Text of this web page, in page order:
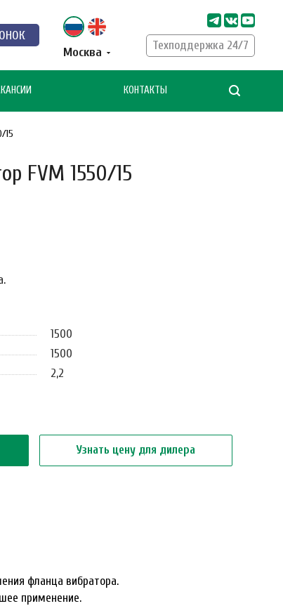
Москва
Техподдержка 24/7
КОНТАКТЫ
15
FVM 1550/15
1500
1500
2,2
Узнать цену для дилера
фланца вибратора.
применение.